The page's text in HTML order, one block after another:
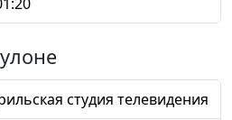
студия телевидения